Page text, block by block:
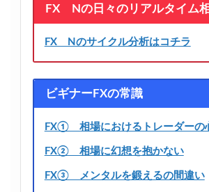
FX Nの日々のリアルタイム
FX Nのサイクル分析はコチラ
ビギナーFXの常識
FX① 相場におけるトレーダーの
FX② 相場に幻想を抱かない
FX③ メンタルを鍛えるの間違い